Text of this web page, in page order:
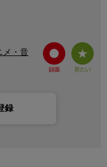
メ・音
録